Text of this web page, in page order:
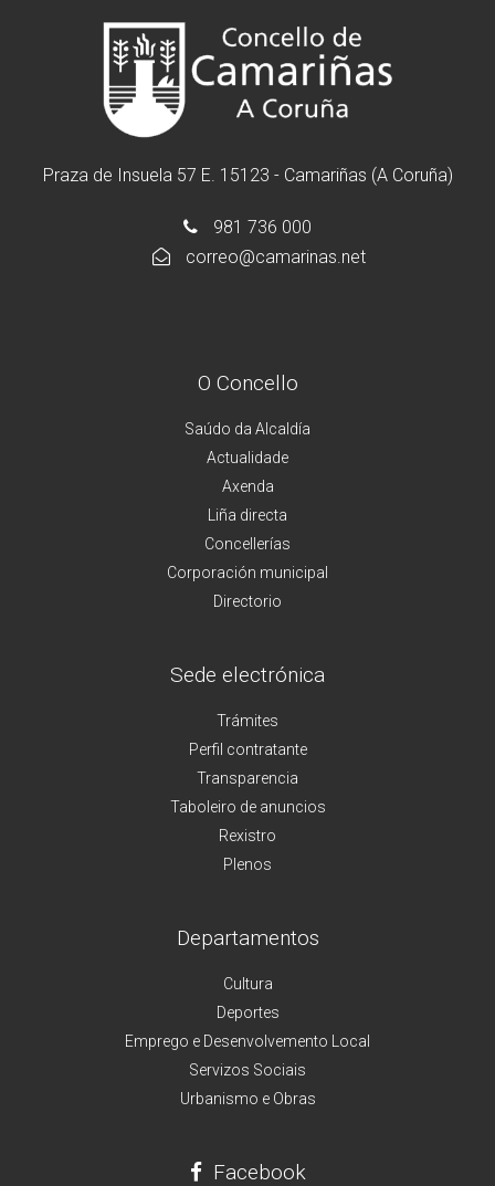
Praza de Insuela 57 E. 15123 - Camariñas (A Coruña)
981 736 000
correo@camarinas.net
O Concello
Saúdo da Alcaldía
Actualidade
Axenda
Liña directa
Concellerías
Corporación municipal
Directorio
Sede electrónica
Trámites
Perfil contratante
Transparencia
Taboleiro de anuncios
Rexistro
Plenos
Departamentos
Cultura
Deportes
Emprego e Desenvolvemento Local
Servizos Sociais
Urbanismo e Obras
Facebook